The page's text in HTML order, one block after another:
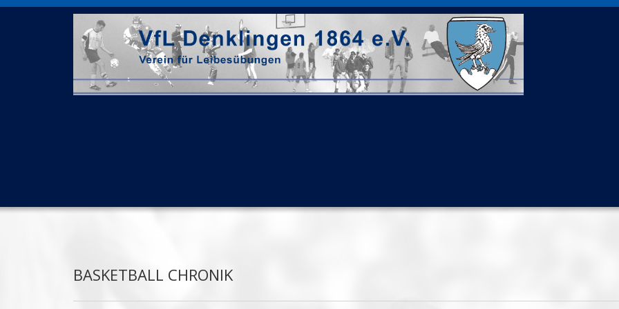
BASKETBALL CHRONIK